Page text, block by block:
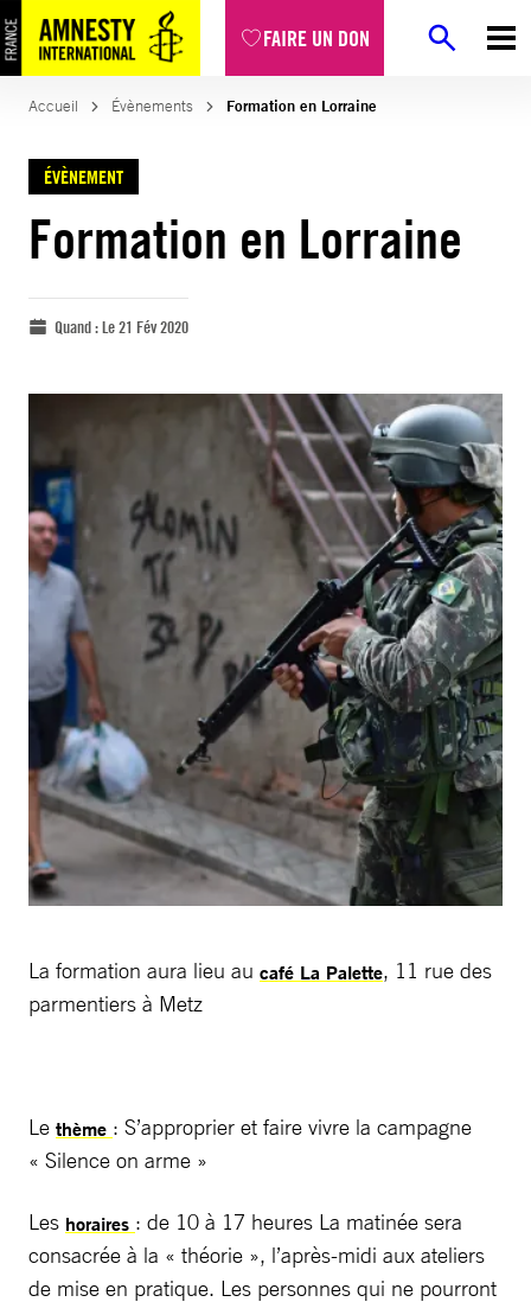
FAIRE UN DON
Accueil Évènements Formation en Lorraine
ÉVÈNEMENT
Formation en Lorraine
Quand :Le 21 Fév 2020
La formation aura lieu au café La Palette, 11 rue des
parmentiers à Metz
Le thème : S’approprier et faire vivre la campagne
« Silence on arme »
Les horaires : de 10 à 17 heures La matinée sera
consacrée à la « théorie », l’après-midi aux ateliers
de mise en pratique. Les personnes qui ne pourront